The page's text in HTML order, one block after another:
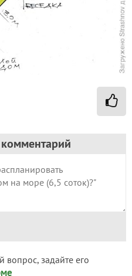
комментарий
вопрос, задайте его